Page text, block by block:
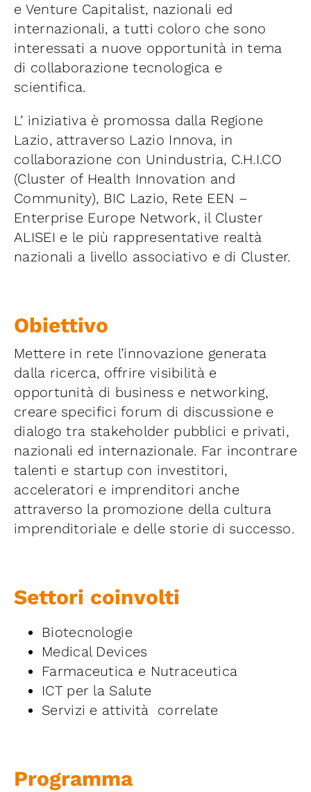
e Venture Capitalist, nazionali ed
internazionali, a tutti coloro che sono
interessati a nuove opportunità in tema
di collaborazione tecnologica e
scientifica.
L’ iniziativa è promossa dalla Regione
Lazio, attraverso Lazio Innova, in
collaborazione con Unindustria, C.H.I.CO
(Cluster of Health Innovation and
Community), BIC Lazio, Rete EEN –
Enterprise Europe Network, il Cluster
ALISEI e le più rappresentative realtà
nazionali a livello associativo e di Cluster.
Obiettivo
Mettere in rete l’innovazione generata
dalla ricerca, offrire visibilità e
opportunità di business e networking,
creare specifici forum di discussione e
dialogo tra stakeholder pubblici e privati,
nazionali ed internazionale. Far incontrare
talenti e startup con investitori,
acceleratori e imprenditori anche
attraverso la promozione della cultura
imprenditoriale e delle storie di successo.
Settori coinvolti
Biotecnologie
Medical Devices
Farmaceutica e Nutraceutica
ICT per la Salute
Servizi e attività correlate
Programma